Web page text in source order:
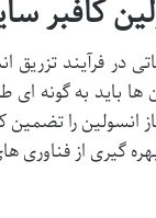
در فرآیند تزریق
ها باید به گونه
گیری از فناوری